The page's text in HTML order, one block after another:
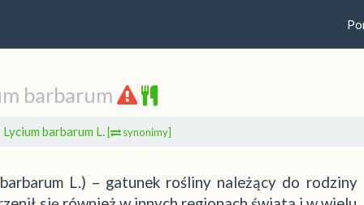
barbarum
Lycium barbarum L. [ synonimy]
L.) – gatunek rośliny należący do rodziny